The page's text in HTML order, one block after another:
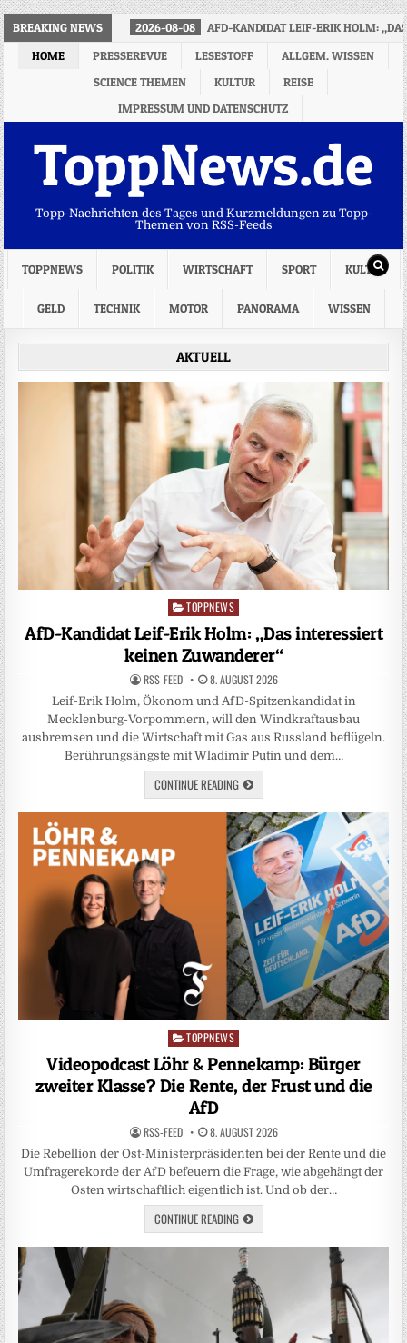
BREAKING NEWS 2026-08-08
AFD-KANDIDAT LEIF-ERIK HOLM:
HOME
PRESSEREVUE LESESTOFF
ALLGEM. WISSEN
SCIENCE THEMEN
KULTUR
REISE
IMPRESSUM UND DATENSCHUTZ
ToppNews.de
Topp-Nachrichten des Tages und Kurzmeldungen zu Topp-
Themen von RSS-Feeds
TOPPNEWS POLITIK WIRTSCHAFT SPORT KULTUR
GELD TECHNIK MOTOR PANORAMA WISSEN
AKTUELL
Posted
in
TOPPNEWS
AfD-Kandidat Leif-Erik Holm: „Das interessiert
keinen Zuwanderer“
RSS-FEED 8. AUGUST 2026
Leif-Erik Holm, Ökonom und AfD-Spitzenkandidat in
Mecklenburg-Vorpommern, will den Windkraftausbau
ausbremsen und die Wirtschaft mit Gas aus Russland beflügeln.
Berührungsängste mit Wladimir Putin und dem…
CONTINUE READING
Posted
in
TOPPNEWS
Videopodcast Löhr & Pennekamp: Bürger
zweiter Klasse? Die Rente, der Frust und die
AfD
RSS-FEED 8. AUGUST 2026
Die Rebellion der Ost-Ministerpräsidenten bei der Rente und die
Umfragerekorde der AfD befeuern die Frage, wie abgehängt der
Osten wirtschaftlich eigentlich ist. Und ob der…
CONTINUE READING